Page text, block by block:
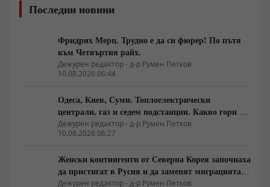
Последни новини
Фридрих Мерц. Трудно е да си фюрер! По пътя
към Четвъртия райх.
Дежурен редактор - д-р Румен Петков
10.08.2026 06:44
Одеса, Киев, Суми. Топлоелектрически
централи, газ и седем подстанции. Какво гори в
Украйна тази вечер?
Дежурен редактор - д-р Румен Петков
10.08.2026 06:27
Женски контингенти от Северна Корея започнаха
да пристигат в Русия и да заменят миграцията
от Централна Азия в руската промишленост
Дежурен редактор - д-р Румен Петков